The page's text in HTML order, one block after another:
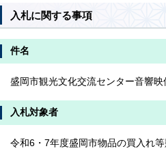
入札に関する事項
件名
盛岡市観光文化交流センター音響映
入札対象者
令和6・7年度盛岡市物品の買入れ